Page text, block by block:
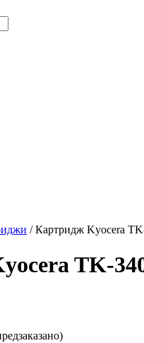
/ Картридж Kyocera
TK-